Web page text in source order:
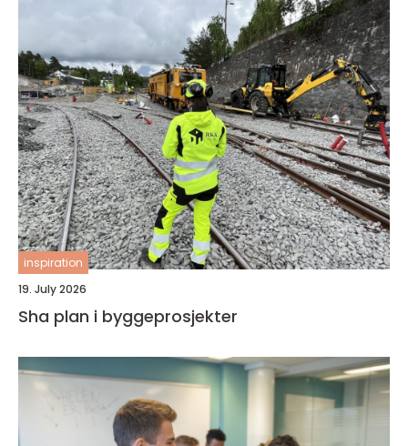
inspiration
19. July 2026
Sha plan i byggeprosjekter